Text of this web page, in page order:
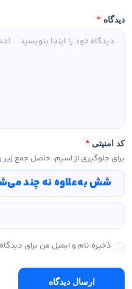
دیدگاه *
کد امنیتی *
برای جلوگیری از اسپم، حاصل جمع زیر
شش به‌علاوه نه چند
ذخیره نام و ایمیل من برای
ارسال دیدگاه